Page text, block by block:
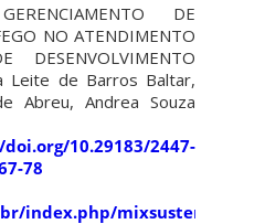
DE
NO ATENDIMENTO
DESENVOLVIMENTO
Leite de Barros Baltar,
Abreu, Andrea Souza
10.29183/2447-
78
index.php/mixsustentavel/